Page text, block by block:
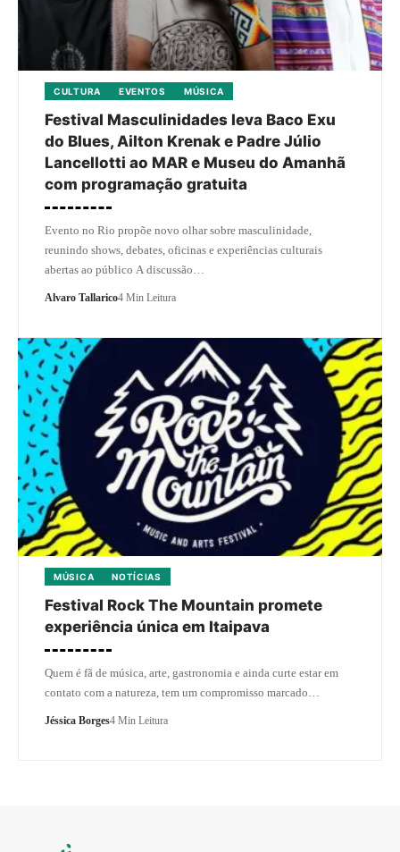
CULTURA EVENTOS MÚSICA
Festival Masculinidades leva Baco Exu
do Blues, Ailton Krenak e Padre Júlio
Lancellotti ao MAR e Museu do Amanhã
com programação gratuita
Evento no Rio propõe novo olhar sobre masculinidade,
reunindo shows, debates, oficinas e experiências culturais
abertas ao público A discussão…
Alvaro Tallarico4 Min Leitura
MÚSICA NOTÍCIAS
Festival Rock The Mountain promete
experiência única em Itaipava
Quem é fã de música, arte, gastronomia e ainda curte estar em
contato com a natureza, tem um compromisso marcado…
Jéssica Borges4 Min Leitura